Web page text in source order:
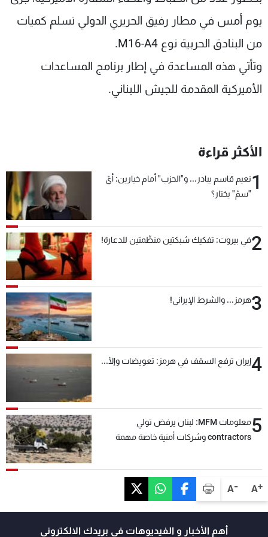
A+
A-
يوم أمس في مطار رفيق الحريري الدولي تسلم كميات
من البنادق الحربية نوع M16-A4.
وتأتي هذه المساعدة في إطار برنامج المساعدات
الأميركية المقدمة للجيش اللبناني.
الأكثر قراءة
1نعيم قاسم يبادر... و"الحزب" أمام خيارين: أيّ
"سمّ" يختار؟
2في بيروت: تفكيك شبكتين منظّمتين للدعارة!
3هرمز... والشرط الإيراني!
4إيران ترفع السقف في هرمز: تعويضات وإلّا...
5
معلومات MFM: لبنان يرفض تولي
contractors وشركات أمنية خاصة مهمة
أهم الأخبار و الفيديوهات في بريدك الالكتروني
شاهد البرامج
الترددات
عن MTV
لاعلاناتكم
وظائف
شروط الإسـتخدام